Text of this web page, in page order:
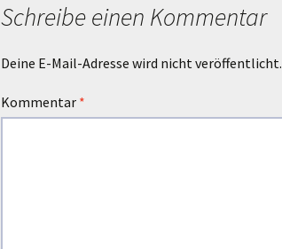
Schreibe einen Kommentar
Deine E-Mail-Adresse wird nicht veröffentlicht.
Kommentar *